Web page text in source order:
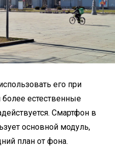
его при
более естественные
Смартфон в
основной модуль,
план от фона.